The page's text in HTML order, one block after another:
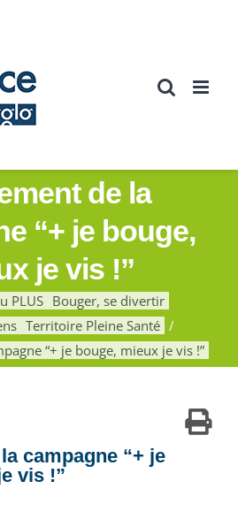
de la
“+ je bouge,
je vis !”
PLUS Bouger, se divertir
Territoire Pleine Santé
“+ je bouge, mieux je vis !”
campagne “+ je
vis !”